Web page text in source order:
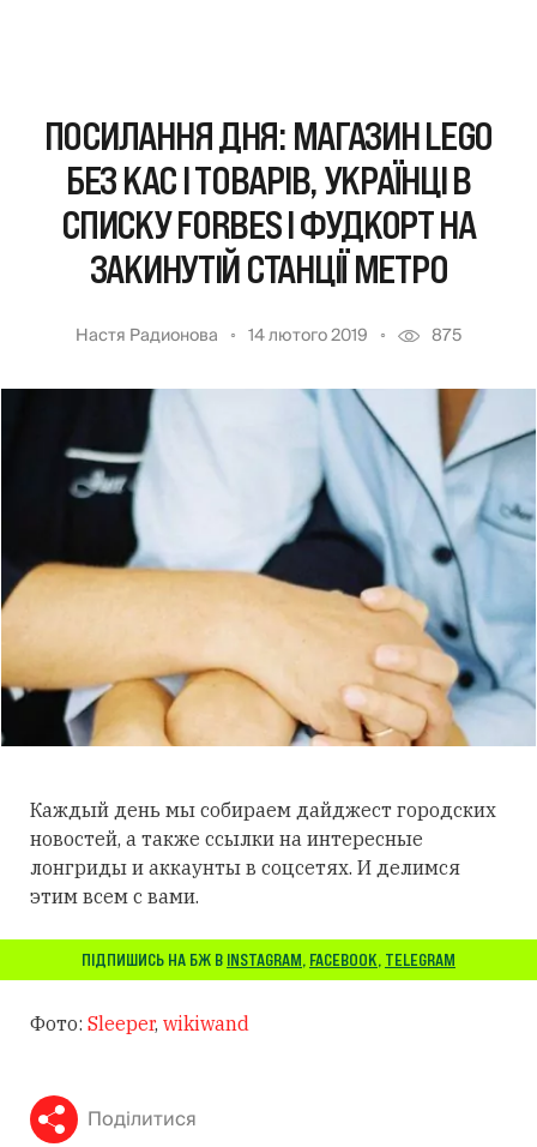
ПОСИЛАННЯ ДНЯ: МАГАЗИН LEGO
БЕЗ КАС І ТОВАРІВ, УКРАЇНЦІ В
СПИСКУ FORBES І ФУДКОРТ НА
ЗАКИНУТІЙ СТАНЦІЇ МЕТРО
Настя Радионова 14 лютого 2019 875
Каждый день мы собираем дайджест городских
новостей, а также ссылки на интересные
лонгриды и аккаунты в соцсетях. И делимся
этим всем с вами.
ПІДПИШИСЬ НА БЖ В INSTAGRAM, FACEBOOK, TELEGRAM
Фото: Sleeper, wikiwand
Поділитися